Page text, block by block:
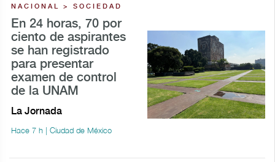
NACIONAL > SOCIEDAD
En 24 horas, 70 por
ciento de aspirantes
se han registrado
para presentar
examen de control
de la UNAM
La Jornada
Hace 7 h | Ciudad de México